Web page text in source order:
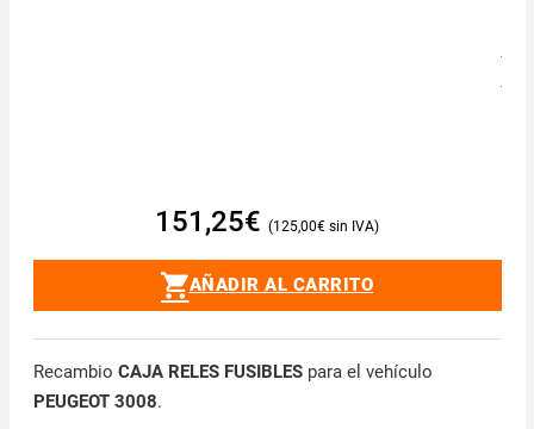
151,25€ 125,00€
AÑADIR AL CARRITO
Recambio CAJA RELES FUSIBLESpara el vehículo
PEUGEOT 3008.